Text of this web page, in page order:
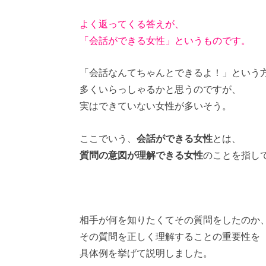
よく返ってくる答えが、
「会話ができる女性」というものです。
「会話なんてちゃんとできるよ！」という
多くいらっしゃるかと思うのですが、
実はできていない女性が多いそう。
ここでいう、 会話ができる女性とは、
質問の意図が理解できる女性のことを指し
相手が何を知りたくてその質問をしたのか、
その質問を正しく理解することの重要性を
具体例を挙げて説明しました。